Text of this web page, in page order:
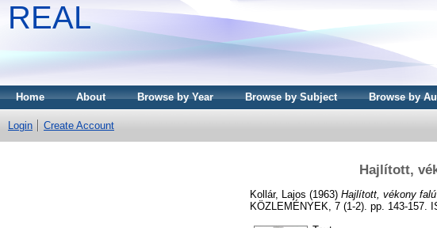
REAL
Home About Browse by Year Browse by Subject Browse by
Login Create Account
Hajlított,
Kollár, Lajos (1963) Hajlított, vékony
KÖZLEMÉNYEK, 7 (1-2). pp. 143-157.